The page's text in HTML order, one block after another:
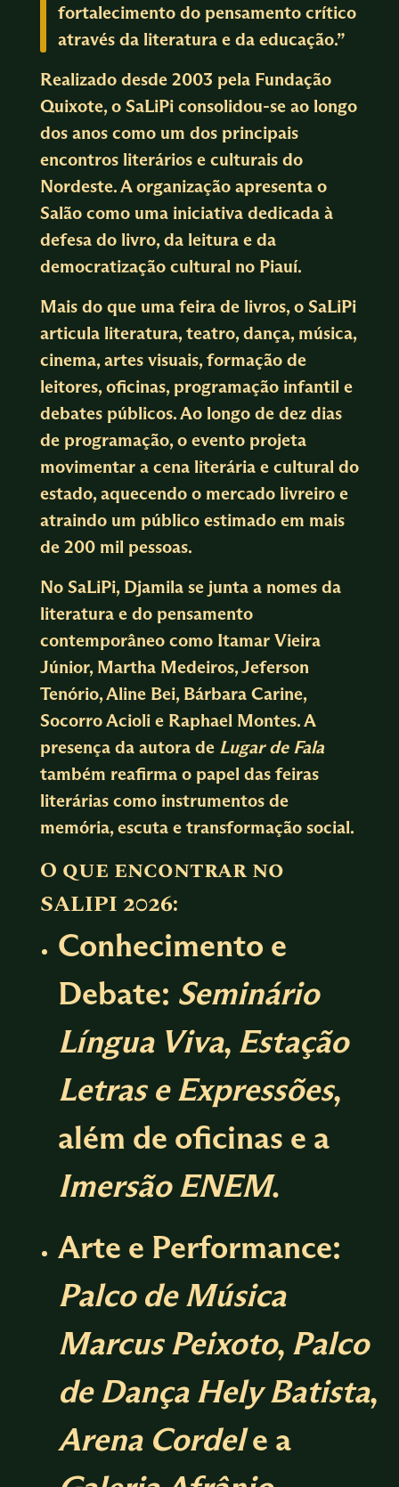
fortalecimento do pensamento crítico
através da literatura e da educação.”
Realizado desde 2003 pela Fundação
Quixote, o SaLiPi consolidou-se ao longo
dos anos como um dos principais
encontros literários e culturais do
Nordeste. A organização apresenta o
Salão como uma iniciativa dedicada à
defesa do livro, da leitura e da
democratização cultural no Piauí.
Mais do que uma feira de livros, o SaLiPi
articula literatura, teatro, dança, música,
cinema, artes visuais, formação de
leitores, oficinas, programação infantil e
debates públicos. Ao longo de dez dias
de programação, o evento projeta
movimentar a cena literária e cultural do
estado, aquecendo o mercado livreiro e
atraindo um público estimado em mais
de 200 mil pessoas.
No SaLiPi, Djamila se junta a nomes da
literatura e do pensamento
contemporâneo como Itamar Vieira
Júnior, Martha Medeiros, Jeferson
Tenório, Aline Bei, Bárbara Carine,
Socorro Acioli e Raphael Montes. A
presença da autora de Lugar de Fala
também reafirma o papel das feiras
literárias como instrumentos de
memória, escuta e transformação social.
O que encontrar no
SALIPI 2026:
Conhecimento e
Debate: Seminário
Língua Viva, Estação
Letras e Expressões,
além de oficinas e a
Imersão ENEM.
Arte e Performance:
Palco de Música
Marcus Peixoto, Palco
de Dança Hely Batista,
Arena Cordele a